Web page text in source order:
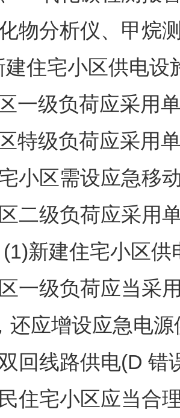
物分析仪、甲烷
建住宅小区供电
一级负荷应采用
特级负荷应采用
小区需设应急移
二级负荷应采用
(1)新建住宅小区
一级负荷应当采
还应增设应急电
回线路供电(D 错
住宅小区应当合